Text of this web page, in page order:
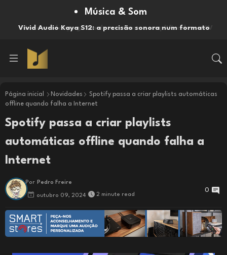
Música & Som
Vivid Audio Kaya S12: a precisão sonora num formato
Página inicial Novidades
Spotify passa a criar playlists automáticas
offline quando falha a Internet
Spotify passa a criar playlists
automáticas offline quando falha a
Internet
Por Pedro Freire
outubro 09, 2024 2 minute read
0